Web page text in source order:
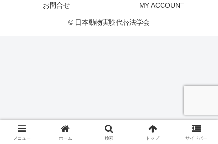
お問合せ
MY ACCOUNT
© 日本動物実験代替法学会
メニュー ホーム 検索 トップ サイドバー